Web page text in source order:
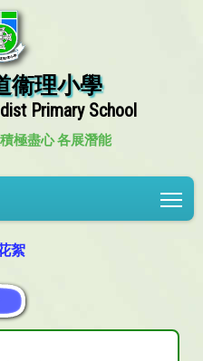
衞理小學
Primary School
積極盡心 各展潛能
絮